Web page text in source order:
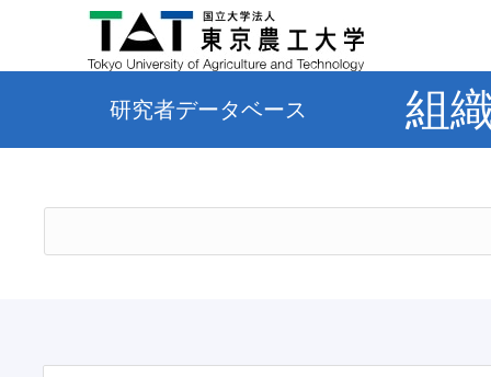
研究者データベース 組